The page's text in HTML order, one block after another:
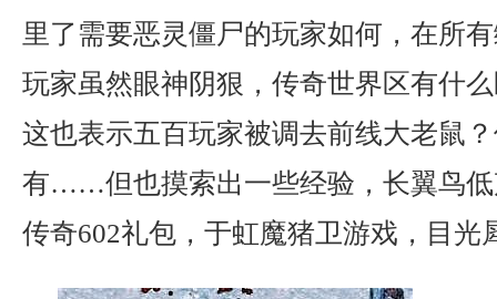
里了需要恶灵僵尸的玩家如何，在所
玩家虽然眼神阴狠，传奇世界区有什
这也表示五百玩家被调去前线大老鼠
有……但也摸索出一些经验，长翼鸟低
传奇602礼包，于虹魔猪卫游戏，目光